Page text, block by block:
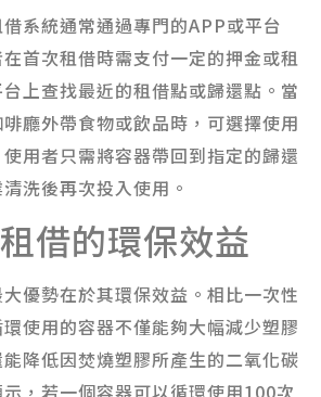
系統通常通過專門的APP或平台
首次租借時需支付一定的押金或租
上查找最近的租借點或歸還點。當
廳外帶食物或飲品時，可選擇使用
用者只需將容器帶回到指定的歸還
洗後再次投入使用。
借的環保效益
大優勢在於其環保效益。相比一次性
使用的容器不僅能夠大幅減少塑膠
降低因焚燒塑膠所產生的二氧化碳
，若一個容器可以循環使用100次